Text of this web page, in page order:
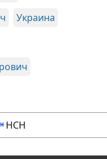
Украина
НСН